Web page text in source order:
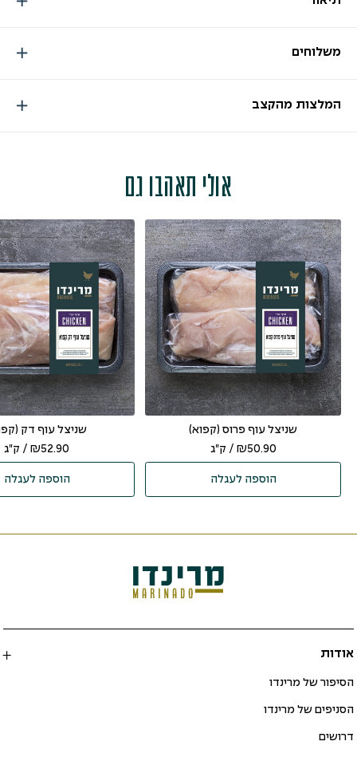
משלוחים
המלצות מהקצב
אולי תאהבו גם
שניצל עוף פרוס (קפוא)
₪50.90 / ק"ג
הוספה לעגלה
שניצל עוף דק
₪52.90 / ק"ג
הוספה לעגלה
אודות
הסיפור של מרינדו
הסניפים של מרינדו
דרושים